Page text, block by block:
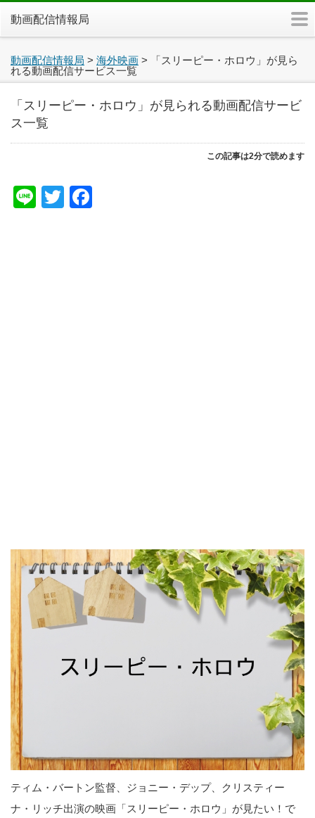
動画配信情報局
動画配信情報局 > 海外映画 >
「スリーピー・ホロウ」が見ら
れる動画配信サービス一覧
「スリーピー・ホロウ」が見られる動画配信サービ
ス一覧
この記事は2分で読めます
LineTwitter
ティム・バートン監督、ジョニー・デップ、クリスティー
ナ・リッチ出演の映画「スリーピー・ホロウ」が見たい！で